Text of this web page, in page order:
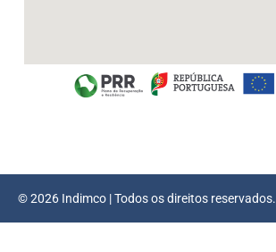
© 2026 Indimco | Todos os direitos reservados.